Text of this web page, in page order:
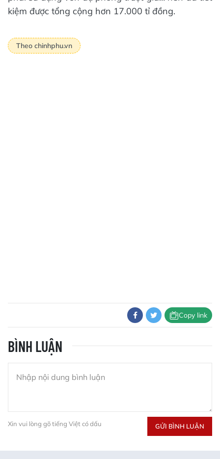
kiệm được tổng cộng hơn 17.000 tỉ đồng.
Theo chinhphu.vn
Copy link
BÌNH LUẬN
Xin vui lòng gõ tiếng Việt có dấu GỬI BÌNH LUẬN